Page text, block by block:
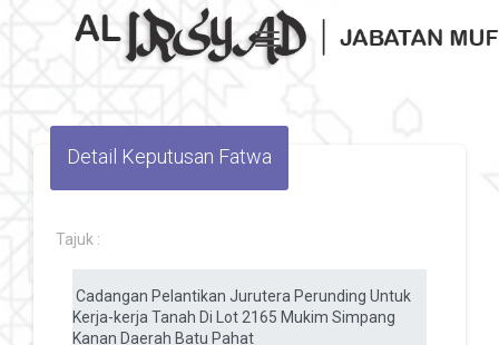
Toggle navigation
Detail Keputusan Fatwa
Tajuk :